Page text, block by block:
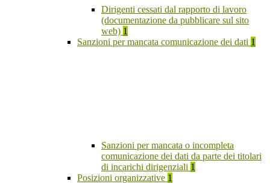
Dirigenti cessati dal rapporto di lavoro
(documentazione da pubblicare sul sito
web) 1
Sanzioni per mancata comunicazione dei dati 1
Sanzioni per mancata o incompleta
comunicazione dei dati da parte dei titolari
di incarichi dirigenziali 1
Posizioni organizzative 1